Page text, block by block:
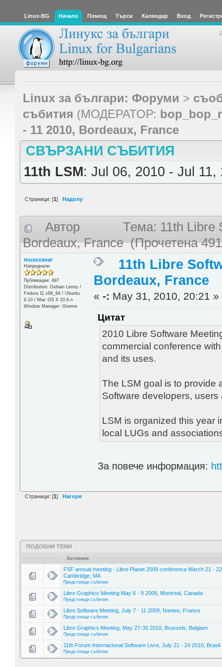
Linux-BG Начало Помощ Търси Календар Вход
Linux за българи: Форуми >
събития (МОДЕРАТОР:
- 11 2010, Bordeaux, France
СВЪРЗАНИ СЪБИТИЯ
11th LSM: Jul 06, 2010 - Jul 11,
Страници: [1] Надолу
Автор
Тема: 11th Libre
Bordeaux, France (Прочетена
muxozavar
Напреднали
Публикации: 497
Distribution: Debian Lenny /
Fedora 11 x86_64 / Ubuntu
9.10 / Mac OS X 10.6.n
Window Manager: Gnome
11th Libre
Bordeaux, France
«-: May 31, 2010, 20:21 »
Цитат
2010 Libre Software
commercial conference
and its uses.
The LSM goal is to provide
Software developers,
LSM is organized this year
local LUGs and
За повече информация:
Страници: [1] Нагоре
ПОДОБНИ ТЕМИ
Заглавие
FSF annual meeting - Libre Planet 2009 conference March 21 -
Cambridge, MA
Предстоящи събития
Libre Graphics Meeting May 6 - 9 2009, Montreal, Canada
Предстоящи събития
Libre Software Meeting, July 7 - 11 2009, Nantes, France
Предстоящи събития
Libre Graphics Meeting, May 27-30 2010, Brussels, Belgium
Предстоящи събития
11th Forum Internacional Software Livre, July 21 - 24 2010, Brasil
Предстоящи събития